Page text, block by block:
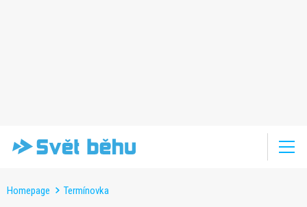
Homepage Termínovka